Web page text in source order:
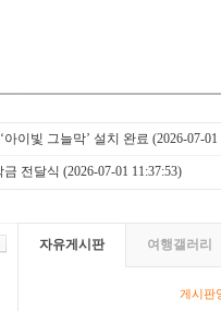
이빛 그늘막’ 설치 완료 (2026-07-01
전달식 (2026-07-01 11:37:53)
자유게시판 여행갤러리
게시판